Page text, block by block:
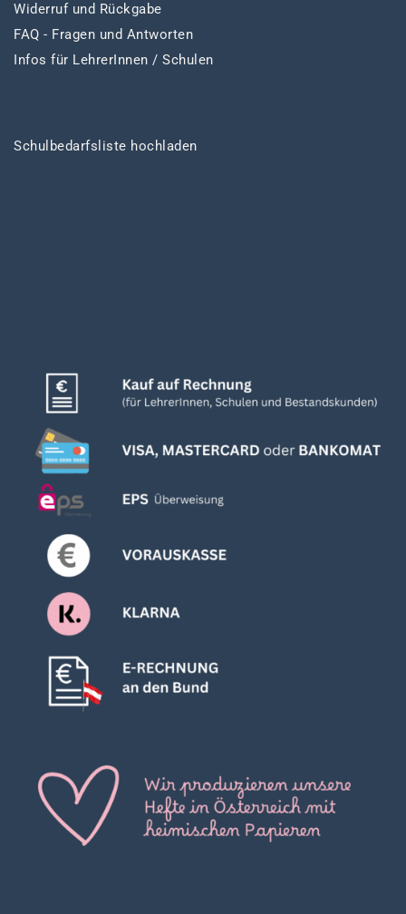
Widerruf und Rückgabe
FAQ - Fragen und Antworten
Infos für LehrerInnen / Schulen
Schulbedarfsliste hochladen